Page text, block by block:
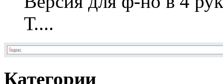
Т....
Категории